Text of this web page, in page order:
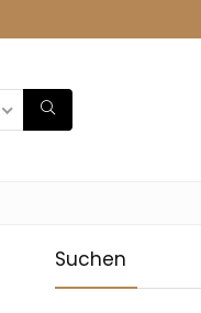
Suchen